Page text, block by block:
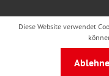
Diese Website verwendet